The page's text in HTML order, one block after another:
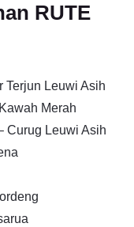
RUTE
Terjun Leuwi Asih
Merah
Curug Leuwi Asih